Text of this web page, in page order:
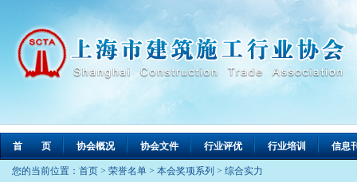
首 页 协会概况 协会文件 行业评优 行业培训 信息
您的当前位置： 首页 > 荣誉名单 > 本会奖项系列 > 综合实力